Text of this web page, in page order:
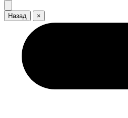
Назад ×